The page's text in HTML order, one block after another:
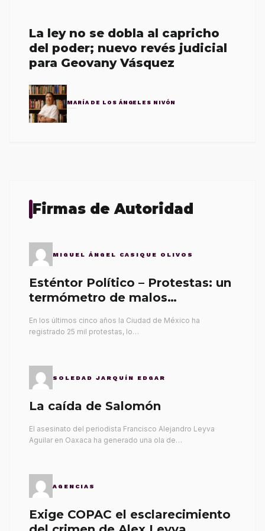
La ley no se dobla al capricho
del poder; nuevo revés judicial
para Geovany Vásquez
MARÍA DE LOS ÁNGELES NIVÓN
Firmas de Autoridad
MIGUEL ÁNGEL CASIQUE OLIVOS
Esténtor Político – Protestas: un
termómetro de malos
En los últimos cinco años la Ciudad de México ha
registrado 25 mil protestas, lo…
SOLEDAD JARQUÍN EDGAR
La caída de Salomón
El asesinato del periodista Francisco Alejandro Leyva
Aguilar en Oaxaca ha generado una ola de…
AGENCIAS
Exige COPAC el esclarecimiento